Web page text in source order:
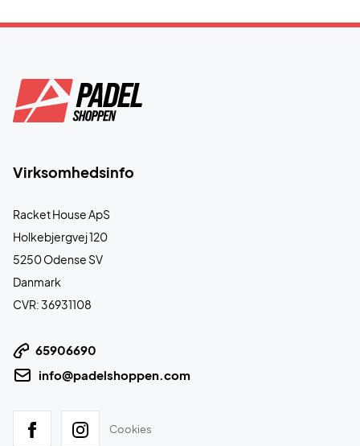
Virksomhedsinfo
Racket House ApS
Holkebjergvej 120
5250 Odense SV
Danmark
CVR: 36931108
65906690
info@padelshoppen.com
Cookies